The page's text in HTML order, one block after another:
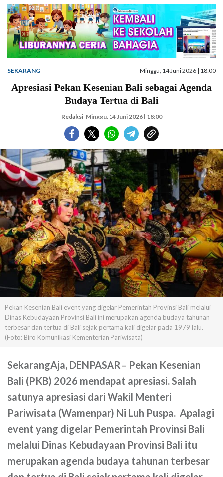
SEKARANG Minggu, 14 Juni 2026 | 18:00
Apresiasi Pekan Kesenian Bali sebagai Agenda
Budaya Tertua di Bali
Redaksi Minggu, 14 Juni 2026 | 18:00
Pekan Kesenian Bali event yang digelar Pemerintah Provinsi Bali melalui
Dinas Kebudayaan Provinsi Bali ini merupakan agenda budaya tahunan
terbesar dan tertua di Bali sejak pertama kali digelar pada 1979 lalu.
(Foto: Biro Komunikasi Kementerian Pariwisata)
SekarangAja, DENPASAR– Pekan Kesenian
Bali (PKB) 2026 mendapat apresiasi. Salah
satunya apresiasi dari Wakil Menteri
Pariwisata (Wamenpar) Ni Luh Puspa. Apalagi
event yang digelar Pemerintah Provinsi Bali
melalui Dinas Kebudayaan Provinsi Bali itu
merupakan agenda budaya tahunan terbesar